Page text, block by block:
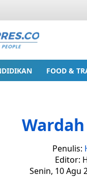
FOOD &
Penulis:
Editor:
Senin, 10 Agu